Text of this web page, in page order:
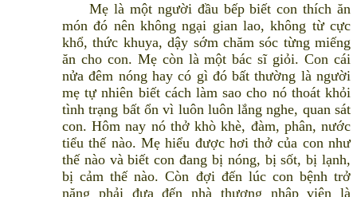
Mẹ là một người đầu bếp biết con thích ăn
món đó nên không ngại gian lao, không từ cực
khổ, thức khuya, dậy sớm chăm sóc từng miếng
ăn cho con. Mẹ còn là một bác sĩ giỏi. Con cái
nửa đêm nóng hay có gì đó bất thường là người
mẹ tự nhiên biết cách làm sao cho nó thoát khỏi
tình trạng bất ổn vì luôn luôn lắng nghe, quan sát
con. Hôm nay nó thở khò khè, đàm, phân, nước
tiểu thế nào. Mẹ hiểu được hơi thở của con như
thế nào và biết con đang bị nóng, bị sốt, bị lạnh,
bị cảm thế nào. Còn đợi đến lúc con bệnh trở
nặng phải đưa đến nhà thương nhập viện là